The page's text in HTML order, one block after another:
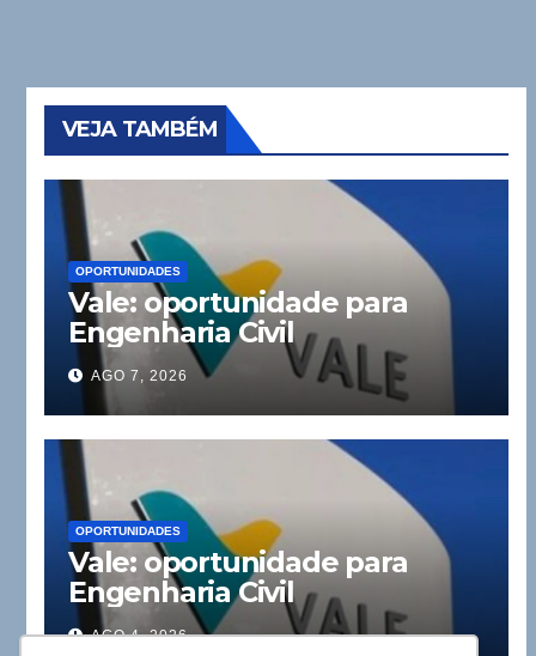
VEJA TAMBÉM
OPORTUNIDADES
Vale: oportunidade para
Engenharia Civil
AGO 7, 2026
OPORTUNIDADES
Vale: oportunidade para
Engenharia Civil
AGO 4, 2026